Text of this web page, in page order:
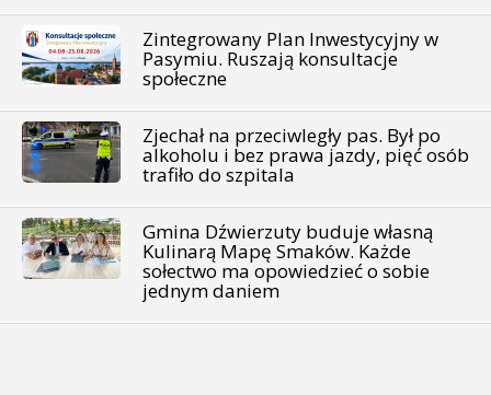
Zintegrowany Plan Inwestycyjny w
Pasymiu. Ruszają konsultacje
społeczne
Zjechał na przeciwległy pas. Był po
alkoholu i bez prawa jazdy, pięć osób
trafiło do szpitala
Gmina Dźwierzuty buduje własną
Kulinarą Mapę Smaków. Każde
sołectwo ma opowiedzieć o sobie
jednym daniem